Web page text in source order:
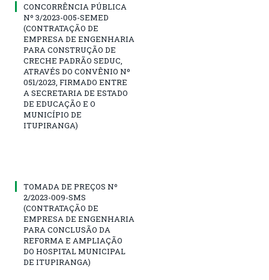
CONCORRÊNCIA PÚBLICA
Nº 3/2023-005-SEMED
(CONTRATAÇÃO DE
EMPRESA DE ENGENHARIA
PARA CONSTRUÇÃO DE
CRECHE PADRÃO SEDUC,
ATRAVÉS DO CONVÊNIO Nº
051/2023, FIRMADO ENTRE
A SECRETARIA DE ESTADO
DE EDUCAÇÃO E O
MUNICÍPIO DE
ITUPIRANGA)
TOMADA DE PREÇOS Nº
2/2023-009-SMS
(CONTRATAÇÃO DE
EMPRESA DE ENGENHARIA
PARA CONCLUSÃO DA
REFORMA E AMPLIAÇÃO
DO HOSPITAL MUNICIPAL
DE ITUPIRANGA)